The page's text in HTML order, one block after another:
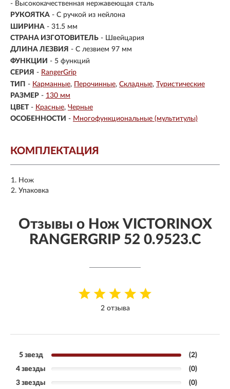
- Высококачественная нержавеющая сталь
РУКОЯТКА - С ручкой из нейлона
ШИРИНА - 31.5 мм
СТРАНА ИЗГОТОВИТЕЛЬ - Швейцария
ДЛИНА ЛЕЗВИЯ - С лезвием 97 мм
ФУНКЦИИ - 5 функций
СЕРИЯ - RangerGrip
ТИП - Карманные Перочинные Складные Туристические
РАЗМЕР - 130 мм
ЦВЕТ - Красные Черные
ОСОБЕННОСТИ - Многофункциональные (мультитулы)
КОМПЛЕКТАЦИЯ
Нож
Упаковка
Отзывы о Нож VICTORINOX
RANGERGRIP 52 0.9523.C
2 отзыва
5 звезд
(2)
4 звезды
(0)
3 звезды
(0)